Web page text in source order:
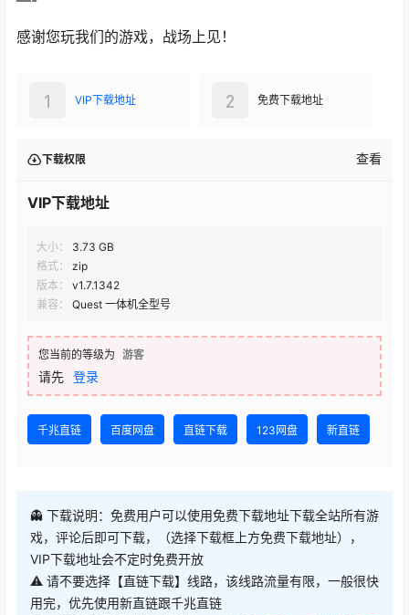
感谢您玩我们的游戏，战场上见！
VIP下载地址
1 免费下载地址
2
下载权限 查看
VIP下载地址
大小：
3.73 GB
格式：
zip
版本：
v1.7.1342
兼容：
Quest 一体机全型号
您当前的等级为 游客
请先 登录
千兆直链 百度网盘 直链下载 123网盘 新直链
👻 下载说明：免费用户可以使用免费下载地址下载全站所有游
戏，评论后即可下载，（选择下载框上方免费下载地址），
VIP下载地址会不定时免费开放
⚠ 请不要选择【直链下载】线路，该线路流量有限，一般很快
用完，优先使用新直链跟千兆直链